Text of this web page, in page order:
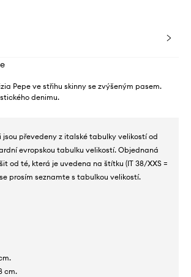
Pepe ve střihu skinny se zvýšeným pasem.
denimu.
jsou převedeny z italské tabulky velikostí od
evropskou tabulku velikostí. Objednaná
od té, která je uvedena na štítku (IT 38/XXS =
se prosím seznamte s tabulkou velikostí.
cm.